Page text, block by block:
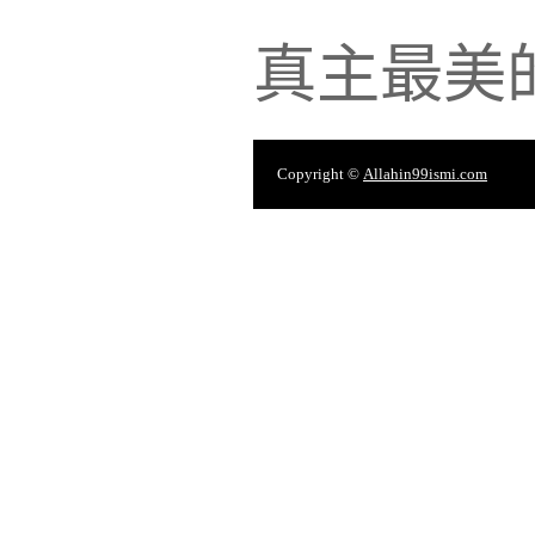
真主最美
Copyright © Allahin99ismi.com